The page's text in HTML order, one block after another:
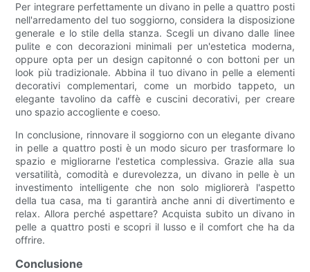
Per integrare perfettamente un divano in pelle a quattro posti
nell'arredamento del tuo soggiorno, considera la disposizione
generale e lo stile della stanza. Scegli un divano dalle linee
pulite e con decorazioni minimali per un'estetica moderna,
oppure opta per un design capitonné o con bottoni per un
look più tradizionale. Abbina il tuo divano in pelle a elementi
decorativi complementari, come un morbido tappeto, un
elegante tavolino da caffè e cuscini decorativi, per creare
uno spazio accogliente e coeso.
In conclusione, rinnovare il soggiorno con un elegante divano
in pelle a quattro posti è un modo sicuro per trasformare lo
spazio e migliorarne l'estetica complessiva. Grazie alla sua
versatilità, comodità e durevolezza, un divano in pelle è un
investimento intelligente che non solo migliorerà l'aspetto
della tua casa, ma ti garantirà anche anni di divertimento e
relax. Allora perché aspettare? Acquista subito un divano in
pelle a quattro posti e scopri il lusso e il comfort che ha da
offrire.
Conclusione